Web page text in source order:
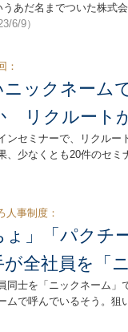
うあだ名までついた株式
6/9）
：
ニックネーム
リクルート
ンセミナーで、リクル
少なくとも20件のセミ
人事制度：
ょ」「パク
が全社員を「
同士を「ニックネーム
ムで呼んでいるそう。狙